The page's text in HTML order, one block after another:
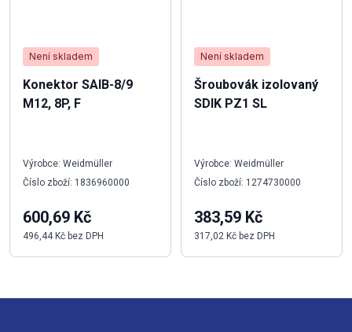
Není skladem
Konektor SAIB-8/9
M12, 8P, F
Výrobce: Weidmüller
Číslo zboží: 1836960000
600,69 Kč
496,44 Kč bez DPH
Není skladem
Šroubovák izolovaný
SDIK PZ1 SL
Výrobce: Weidmüller
Číslo zboží: 1274730000
383,59 Kč
317,02 Kč bez DPH